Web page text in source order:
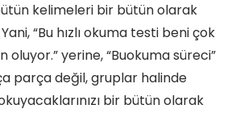
kelimeleri bir bütün olarak
“Bu hızlı okuma testi beni çok
yerine, “Buokuma süreci”
parça değil, gruplar halinde
bir bütün olarak